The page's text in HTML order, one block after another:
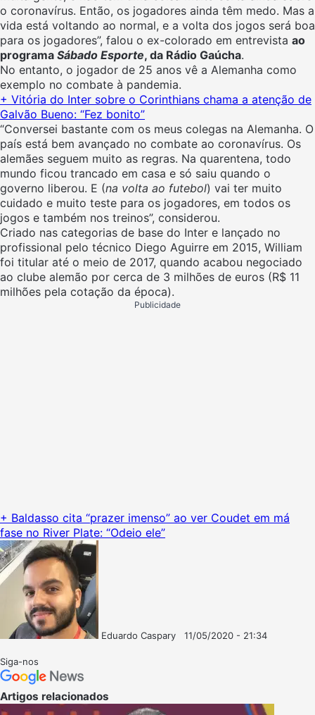
o coronavírus. Então, os jogadores ainda têm medo. Mas a
vida está voltando ao normal, e a volta dos jogos será boa
para os jogadores”, falou o ex-colorado em entrevista ao
programa Sábado Esporte, da Rádio Gaúcha.
No entanto, o jogador de 25 anos vê a Alemanha como
exemplo no combate à pandemia.
+ Vitória do Inter sobre o Corinthians chama a atenção de
Galvão Bueno: “Fez bonito”
“Conversei bastante com os meus colegas na Alemanha. O
país está bem avançado no combate ao coronavírus. Os
alemães seguem muito as regras. Na quarentena, todo
mundo ficou trancado em casa e só saiu quando o
governo liberou. E (na volta ao futebol) vai ter muito
cuidado e muito teste para os jogadores, em todos os
jogos e também nos treinos”, considerou.
Criado nas categorias de base do Inter e lançado no
profissional pelo técnico Diego Aguirre em 2015, William
foi titular até o meio de 2017, quando acabou negociado
ao clube alemão por cerca de 3 milhões de euros (R$ 11
milhões pela cotação da época).
Publicidade
+ Baldasso cita “prazer imenso” ao ver Coudet em má
fase no River Plate: “Odeio ele”
Eduardo Caspary
11/05/2020 - 21:34
Siga-nos
Artigos relacionados